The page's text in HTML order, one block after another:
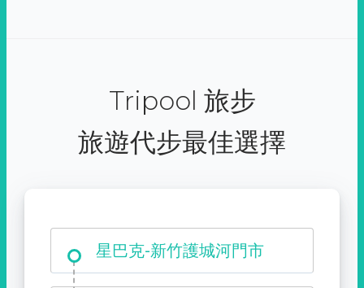
Tripool 旅步
旅遊代步最佳選擇
大霸尖山登山口